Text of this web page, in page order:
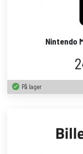
Nintendo
På lager